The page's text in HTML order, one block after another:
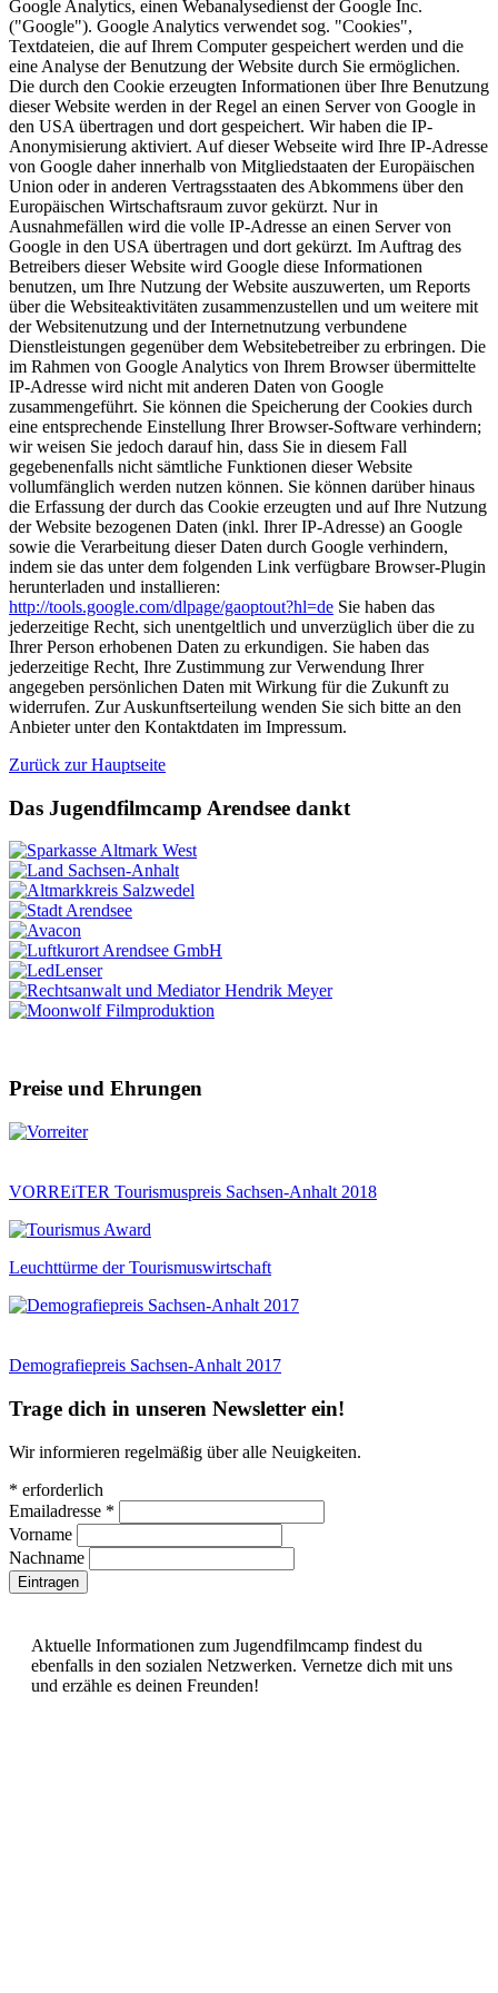
Google Analytics, einen Webanalysedienst der Google Inc.
("Google"). Google Analytics verwendet sog. "Cookies",
Textdateien, die auf Ihrem Computer gespeichert werden und die
eine Analyse der Benutzung der Website durch Sie ermöglichen.
Die durch den Cookie erzeugten Informationen über Ihre Benutzung
dieser Website werden in der Regel an einen Server von Google in
den USA übertragen und dort gespeichert. Wir haben die IP-
Anonymisierung aktiviert. Auf dieser Webseite wird Ihre IP-Adresse
von Google daher innerhalb von Mitgliedstaaten der Europäischen
Union oder in anderen Vertragsstaaten des Abkommens über den
Europäischen Wirtschaftsraum zuvor gekürzt. Nur in
Ausnahmefällen wird die volle IP-Adresse an einen Server von
Google in den USA übertragen und dort gekürzt. Im Auftrag des
Betreibers dieser Website wird Google diese Informationen
benutzen, um Ihre Nutzung der Website auszuwerten, um Reports
über die Websiteaktivitäten zusammenzustellen und um weitere mit
der Websitenutzung und der Internetnutzung verbundene
Dienstleistungen gegenüber dem Websitebetreiber zu erbringen. Die
im Rahmen von Google Analytics von Ihrem Browser übermittelte
IP-Adresse wird nicht mit anderen Daten von Google
zusammengeführt. Sie können die Speicherung der Cookies durch
eine entsprechende Einstellung Ihrer Browser-Software verhindern;
wir weisen Sie jedoch darauf hin, dass Sie in diesem Fall
gegebenenfalls nicht sämtliche Funktionen dieser Website
vollumfänglich werden nutzen können. Sie können darüber hinaus
die Erfassung der durch das Cookie erzeugten und auf Ihre Nutzung
der Website bezogenen Daten (inkl. Ihrer IP-Adresse) an Google
sowie die Verarbeitung dieser Daten durch Google verhindern,
indem sie das unter dem folgenden Link verfügbare Browser-Plugin
herunterladen und installieren:
http://tools.google.com/dlpage/gaoptout?hl=de Sie haben das
jederzeitige Recht, sich unentgeltlich und unverzüglich über die zu
Ihrer Person erhobenen Daten zu erkundigen. Sie haben das
jederzeitige Recht, Ihre Zustimmung zur Verwendung Ihrer
angegeben persönlichen Daten mit Wirkung für die Zukunft zu
widerrufen. Zur Auskunftserteilung wenden Sie sich bitte an den
Anbieter unter den Kontaktdaten im Impressum.
Zurück zur Hauptseite
Das Jugendfilmcamp Arendsee dankt
Preise und Ehrungen
VORREiTER Tourismuspreis Sachsen-Anhalt 2018
Leuchttürme der Tourismuswirtschaft
Demografiepreis Sachsen-Anhalt 2017
Trage dich in unseren Newsletter ein!
Wir informieren regelmäßig über alle Neuigkeiten.
* erforderlich
Emailadresse *
Vorname
Nachname
Aktuelle Informationen zum Jugendfilmcamp findest du
ebenfalls in den sozialen Netzwerken. Vernetze dich mit uns
und erzähle es deinen Freunden!